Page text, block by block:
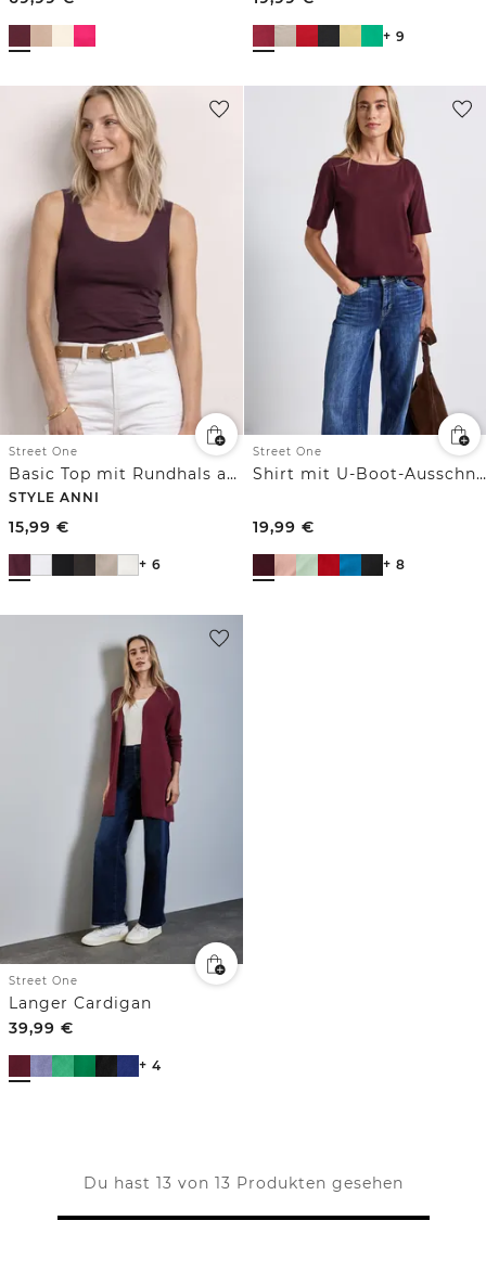
+ 9
Street One
Basic Top mit Rundhals aus Jersey
STYLE ANNI
15,99 €
+ 6
Street One
Shirt mit U-Boot-Ausschnitt
19,99 €
+ 8
Street One
Langer Cardigan
39,99 €
+ 4
Du hast 13 von 13 Produkten gesehen